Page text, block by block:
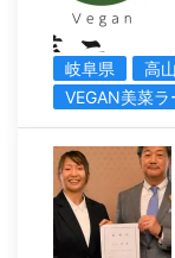
岐阜県 高
VEGAN美菜ラ